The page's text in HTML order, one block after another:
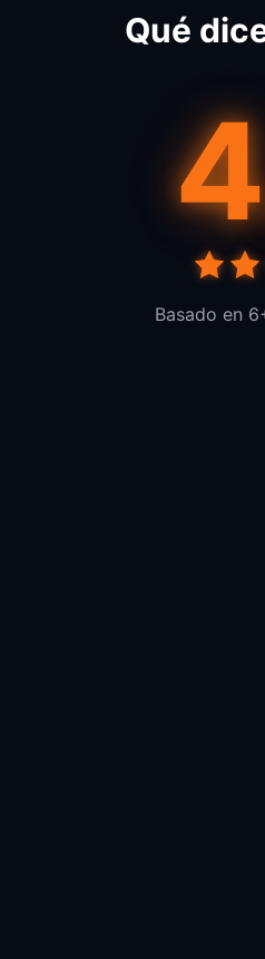
Qué
Basado en